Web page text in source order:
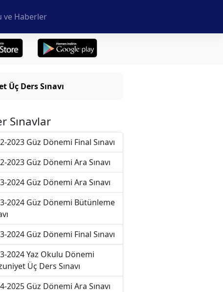
ve Haberler
Üç Ders Sınavı
Sınavlar
2023 Güz Dönemi Final Sınavı
2023 Güz Dönemi Ara Sınavı
2024 Güz Dönemi Ara Sınavı
2024 Güz Dönemi Bütünleme
2024 Güz Dönemi Final Sınavı
2024 Yaz Okulu Dönemi
Üç Ders Sınavı
2025 Güz Dönemi Ara Sınavı